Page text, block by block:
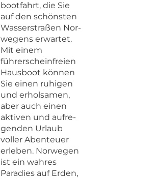
boot­fahrt, die Sie
auf den schön­sten
Wasser­straßen Nor­
we­gens erwartet.
Mit einem
führersche­in­freien
Haus­boot kön­nen
Sie einen ruhi­gen
und erhol­samen,
aber auch einen
aktiv­en und aufre­
gen­den Urlaub
voller Aben­teuer
erleben. Nor­we­gen
ist ein wahres
Paradies auf Erden,